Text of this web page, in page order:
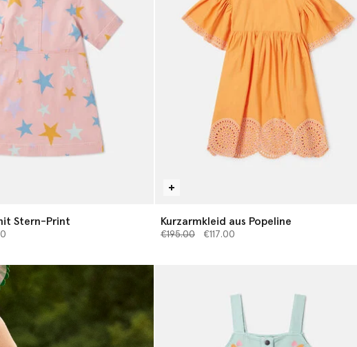
Stern-Print Kurzarmkleid aus Popeline
Preis reduziert von
€195.00bis€117.00